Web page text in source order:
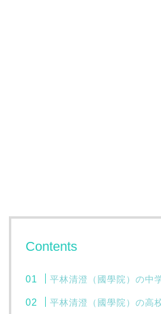
Contents
平林清澄（國學院）の中
平林清澄（國學院）の高